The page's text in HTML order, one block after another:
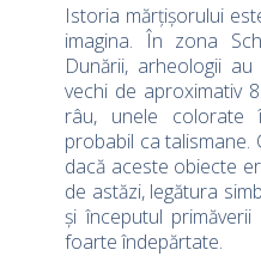
Istoria mărțișorului
imagina. În zona
Dunării, arheologii
vechi de aproximativ
râu, unele
probabil ca talismane.
dacă aceste obiecte
de astăzi, legătura
și începutul
foarte îndepărtate.